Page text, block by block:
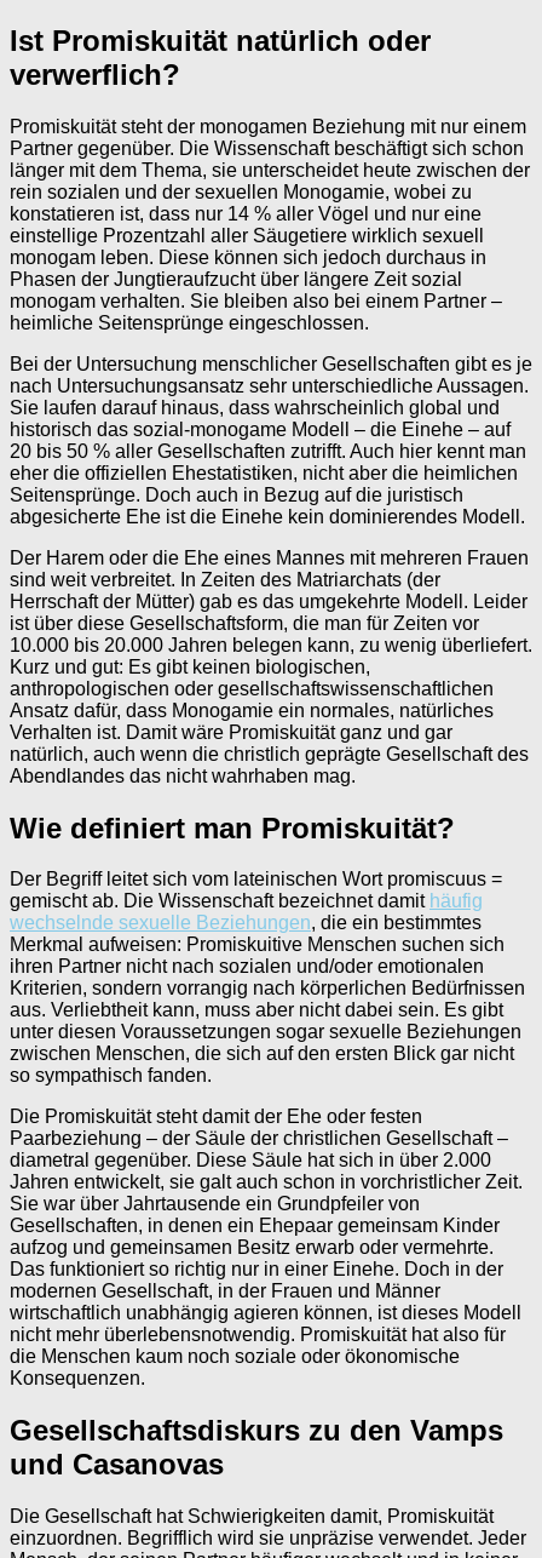
Ist Promiskuität natürlich oder
verwerflich?
Promiskuität steht der monogamen Beziehung mit nur einem
Partner gegenüber. Die Wissenschaft beschäftigt sich schon
länger mit dem Thema, sie unterscheidet heute zwischen der
rein sozialen und der sexuellen Monogamie, wobei zu
konstatieren ist, dass nur 14 % aller Vögel und nur eine
einstellige Prozentzahl aller Säugetiere wirklich sexuell
monogam leben. Diese können sich jedoch durchaus in
Phasen der Jungtieraufzucht über längere Zeit sozial
monogam verhalten. Sie bleiben also bei einem Partner –
heimliche Seitensprünge eingeschlossen.
Bei der Untersuchung menschlicher Gesellschaften gibt es je
nach Untersuchungsansatz sehr unterschiedliche Aussagen.
Sie laufen darauf hinaus, dass wahrscheinlich global und
historisch das sozial-monogame Modell – die Einehe – auf
20 bis 50 % aller Gesellschaften zutrifft. Auch hier kennt man
eher die offiziellen Ehestatistiken, nicht aber die heimlichen
Seitensprünge. Doch auch in Bezug auf die juristisch
abgesicherte Ehe ist die Einehe kein dominierendes Modell.
Der Harem oder die Ehe eines Mannes mit mehreren Frauen
sind weit verbreitet. In Zeiten des Matriarchats (der
Herrschaft der Mütter) gab es das umgekehrte Modell. Leider
ist über diese Gesellschaftsform, die man für Zeiten vor
10.000 bis 20.000 Jahren belegen kann, zu wenig überliefert.
Kurz und gut: Es gibt keinen biologischen,
anthropologischen oder gesellschaftswissenschaftlichen
Ansatz dafür, dass Monogamie ein normales, natürliches
Verhalten ist. Damit wäre Promiskuität ganz und gar
natürlich, auch wenn die christlich geprägte Gesellschaft des
Abendlandes das nicht wahrhaben mag.
Wie definiert man Promiskuität?
Der Begriff leitet sich vom lateinischen Wort promiscuus =
gemischt ab. Die Wissenschaft bezeichnet damit häufig
wechselnde sexuelle Beziehungen, die ein bestimmtes
Merkmal aufweisen: Promiskuitive Menschen suchen sich
ihren Partner nicht nach sozialen und/oder emotionalen
Kriterien, sondern vorrangig nach körperlichen Bedürfnissen
aus. Verliebtheit kann, muss aber nicht dabei sein. Es gibt
unter diesen Voraussetzungen sogar sexuelle Beziehungen
zwischen Menschen, die sich auf den ersten Blick gar nicht
so sympathisch fanden.
Die Promiskuität steht damit der Ehe oder festen
Paarbeziehung – der Säule der christlichen Gesellschaft –
diametral gegenüber. Diese Säule hat sich in über 2.000
Jahren entwickelt, sie galt auch schon in vorchristlicher Zeit.
Sie war über Jahrtausende ein Grundpfeiler von
Gesellschaften, in denen ein Ehepaar gemeinsam Kinder
aufzog und gemeinsamen Besitz erwarb oder vermehrte.
Das funktioniert so richtig nur in einer Einehe. Doch in der
modernen Gesellschaft, in der Frauen und Männer
wirtschaftlich unabhängig agieren können, ist dieses Modell
nicht mehr überlebensnotwendig. Promiskuität hat also für
die Menschen kaum noch soziale oder ökonomische
Konsequenzen.
Gesellschaftsdiskurs zu den Vamps
und Casanovas
Die Gesellschaft hat Schwierigkeiten damit, Promiskuität
einzuordnen. Begrifflich wird sie unpräzise verwendet. Jeder